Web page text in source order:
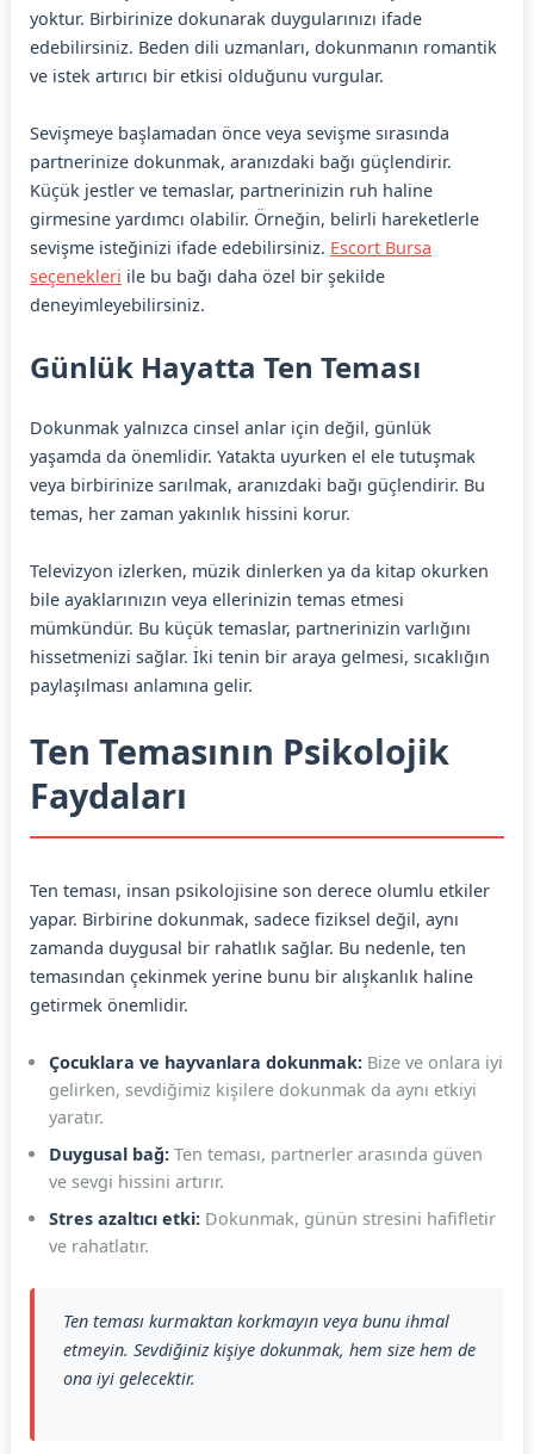
yoktur. Birbirinize dokunarak duygularınızı ifade
edebilirsiniz. Beden dili uzmanları, dokunmanın romantik
ve istek artırıcı bir etkisi olduğunu vurgular.
Sevişmeye başlamadan önce veya sevişme sırasında
partnerinize dokunmak, aranızdaki bağı güçlendirir.
Küçük jestler ve temaslar, partnerinizin ruh haline
girmesine yardımcı olabilir. Örneğin, belirli hareketlerle
sevişme isteğinizi ifade edebilirsiniz. Escort Bursa
seçenekleri ile bu bağı daha özel bir şekilde
deneyimleyebilirsiniz.
Günlük Hayatta Ten Teması
Dokunmak yalnızca cinsel anlar için değil, günlük
yaşamda da önemlidir. Yatakta uyurken el ele tutuşmak
veya birbirinize sarılmak, aranızdaki bağı güçlendirir. Bu
temas, her zaman yakınlık hissini korur.
Televizyon izlerken, müzik dinlerken ya da kitap okurken
bile ayaklarınızın veya ellerinizin temas etmesi
mümkündür. Bu küçük temaslar, partnerinizin varlığını
hissetmenizi sağlar. İki tenin bir araya gelmesi, sıcaklığın
paylaşılması anlamına gelir.
Ten Temasının Psikolojik
Faydaları
Ten teması, insan psikolojisine son derece olumlu etkiler
yapar. Birbirine dokunmak, sadece fiziksel değil, aynı
zamanda duygusal bir rahatlık sağlar. Bu nedenle, ten
temasından çekinmek yerine bunu bir alışkanlık haline
getirmek önemlidir.
Çocuklara ve hayvanlara dokunmak: Bize ve onlara iyi
gelirken, sevdiğimiz kişilere dokunmak da aynı etkiyi
yaratır.
Duygusal bağ: Ten teması, partnerler arasında güven
ve sevgi hissini artırır.
Stres azaltıcı etki: Dokunmak, günün stresini hafifletir
ve rahatlatır.
Ten teması kurmaktan korkmayın veya bunu ihmal
etmeyin. Sevdiğiniz kişiye dokunmak, hem size hem de
ona iyi gelecektir.